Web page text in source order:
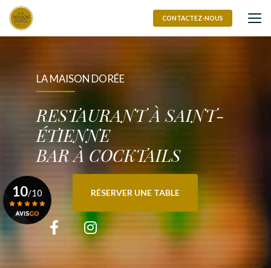
Aller
contenu
CONTACTEZ-NOUS
LA MAISON DORÉE
RESTAURANT À SAINT-
ÉTIENNE
BAR À COCKTAILS
RÉSERVER UNE TABLE
10/10